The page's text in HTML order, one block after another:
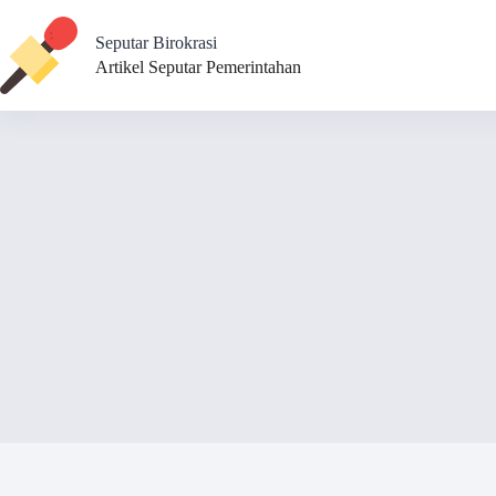
content
Seputar Birokrasi
Artikel Seputar Pemerintahan